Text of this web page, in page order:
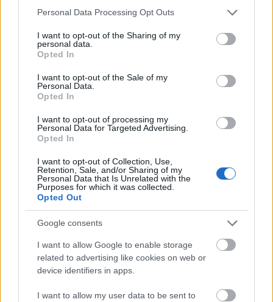
Please note that this website/app uses one or more Google
not limited to your visit or usage behaviour. You may click to
grant or deny consent to Google and its third-party tags to
use your data for below specified purposes in below Google
consent section.
Personal Data Processing Opt Outs
I want to opt-out of the Sharing of my
personal data.
Opted In
I want to opt-out of the Sale of my
Personal Data.
Opted In
I want to opt-out of processing my
Personal Data for Targeted Advertising.
Opted In
I want to opt-out of Collection, Use,
Retention, Sale, and/or Sharing of my
Personal Data that Is Unrelated with the
Purposes for which it was collected.
Opted Out
Google consents
I want to allow Google to enable storage
related to advertising like cookies on web or
device identifiers in apps.
I want to allow my user data to be sent to
Alföldi Róbert újra rendezni fog
Budaörsön
szinhaz szerk.•2018. szeptember 07.
Hét bemutatóval tervezi első önálló évadát a frissen
kinevezett igazgató, Berzsenyi Bellaagh Ádám a